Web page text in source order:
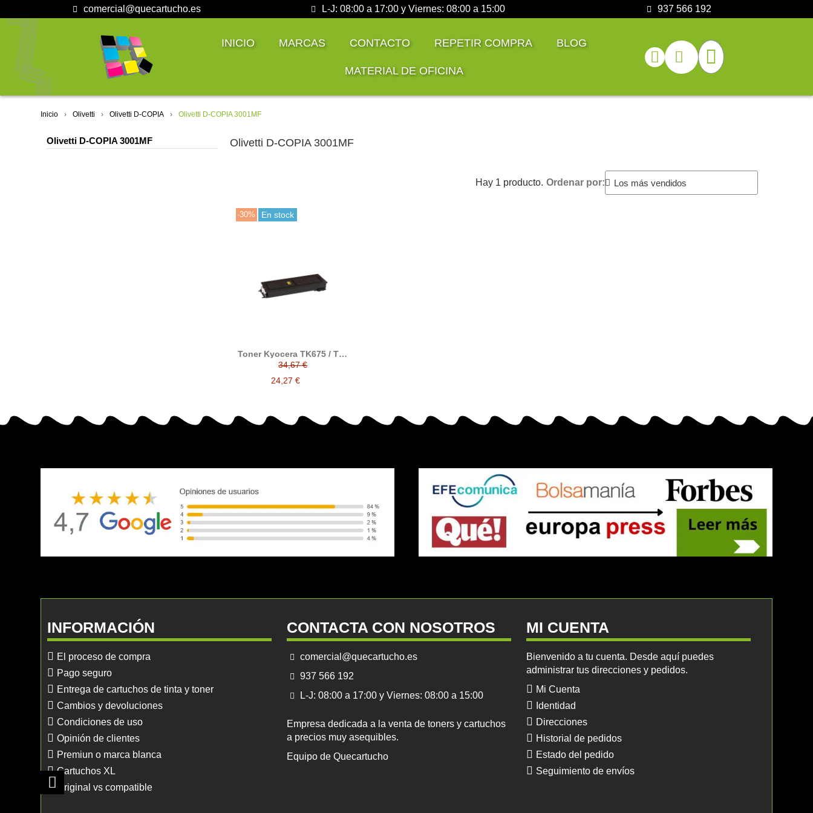
comercial@quecartucho.es L-J: 08:00 a 17:00 y Viernes: 08:00 a 15:00 937 566 192
INICIO MARCAS CONTACTO REPETIR COMPRA BLOG
MATERIAL DE OFICINA
Inicio Olivetti Olivetti D-COPIA Olivetti D-COPIA 3001MF
Olivetti D-COPIA 3001MF Olivetti D-COPIA 3001MF
Hay 1 producto. Ordenar por:
-30% En stock
Toner Kyocera TK675 / TK-
675 compatible reemplaza a
Kyocera 1T02H00EU0
34,67 €
24,27 €
INFORMACIÓN
El proceso de compra
Pago seguro
Entrega de cartuchos de tinta y toner
Cambios y devoluciones
Condiciones de uso
Opinión de clientes
Premiun o marca blanca
Cartuchos XL
Original vs compatible
CONTACTA CON NOSOTROS
comercial@quecartucho.es
937 566 192
L-J: 08:00 a 17:00 y Viernes: 08:00 a 15:00
Empresa dedicada a la venta de toners y cartuchos
a precios muy asequibles.
Equipo de Quecartucho
MI CUENTA
Bienvenido a tu cuenta. Desde aquí puedes
administrar tus direcciones y pedidos.
Mi Cuenta
Identidad
Direcciones
Historial de pedidos
Estado del pedido
Seguimiento de envíos